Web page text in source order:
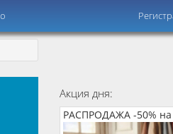
Акция дня:
РАСПРОДАЖА -50% на